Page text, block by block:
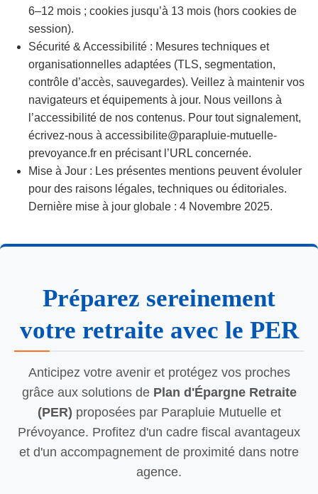
6–12 mois ; cookies jusqu’à 13 mois (hors cookies de
session).
Sécurité & Accessibilité : Mesures techniques et
organisationnelles adaptées (TLS, segmentation,
contrôle d’accès, sauvegardes). Veillez à maintenir vos
navigateurs et équipements à jour. Nous veillons à
l’accessibilité de nos contenus. Pour tout signalement,
écrivez-nous à accessibilite@parapluie-mutuelle-
prevoyance.fr en précisant l’URL concernée.
Mise à Jour : Les présentes mentions peuvent évoluler
pour des raisons légales, techniques ou éditoriales.
Dernière mise à jour globale : 4 Novembre 2025.
Préparez sereinement
votre retraite avec le PER
Anticipez votre avenir et protégez vos proches
grâce aux solutions de Plan d'Épargne Retraite
(PER) proposées par Parapluie Mutuelle et
Prévoyance. Profitez d'un cadre fiscal avantageux
et d'un accompagnement de proximité dans notre
agence.